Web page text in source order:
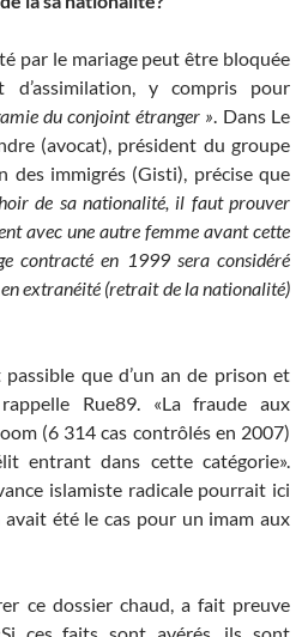
par le mariage peut être bloquée
y compris pour
du conjoint étranger ». Dans Le
(avocat), président du groupe
des immigrés (Gisti), précise que
de sa nationalité, il faut prouver
avec une autre femme avant cette
contracté en 1999 sera considéré
extranéité (retrait de la nationalité)
passible que d’un an de prison et
Rue89. «La fraude aux
(6 314 cas contrôlés en 2007)
entrant dans cette catégorie».
islamiste radicale pourrait ici
été le cas pour un imam aux
ce dossier chaud, a fait preuve